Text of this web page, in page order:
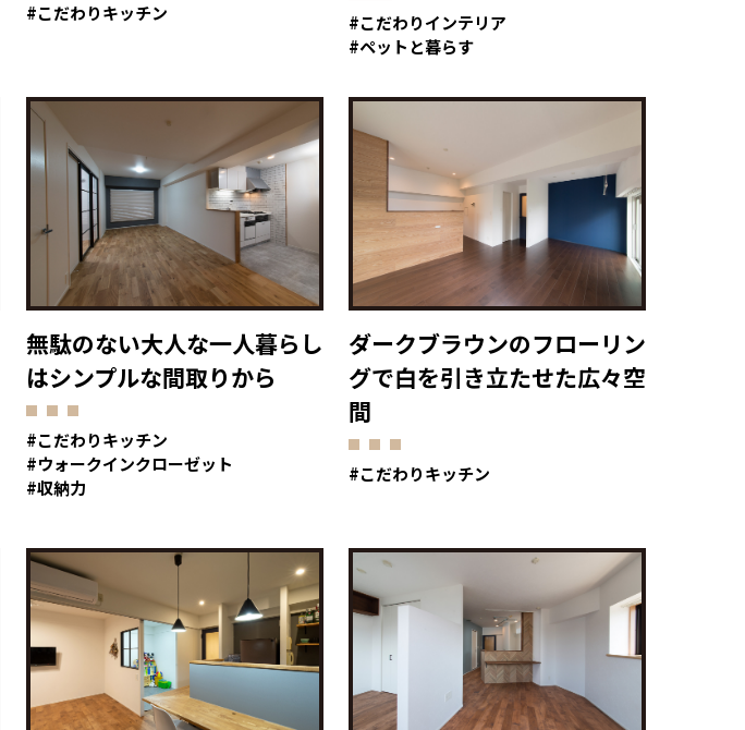
こだわりキッチン
こだわりインテリア
ペットと暮らす
無駄のない大人な一人暮らし
はシンプルな間取りから
こだわりキッチン
ウォークインクローゼット
収納力
ダークブラウンのフローリン
グで白を引き立たせた広々空
間
こだわりキッチン